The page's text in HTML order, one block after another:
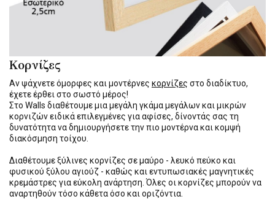
Κορνίζες
Αν ψάχνετε όμορφες και μοντέρνες κορνίζες στο διαδίκτυο,
έχετε έρθει στο σωστό μέρος!
Στο Walls διαθέτουμε μια μεγάλη γκάμα μεγάλων και μικρών
κορνιζών ειδικά επιλεγμένες για αφίσες, δίνοντάς σας τη
δυνατότητα να δημιουργήσετε την πιο μοντέρνα και κομψή
διακόσμηση τοίχου.
Διαθέτουμε ξύλινες κορνίζες σε μαύρο - λευκό πεύκο και
φυσικού ξύλου αγιούζ - καθώς και εντυπωσιακές μαγνητικές
κρεμάστρες για εύκολη ανάρτηση. Όλες οι κορνίζες μπορούν να
αναρτηθούν τόσο κάθετα όσο και οριζόντια.